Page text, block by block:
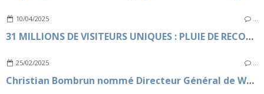
10/04/2025 …
31 MILLIONS DE VISITEURS UNIQUES : PLUIE DE RECORDS D’AUDIENCE POUR LES MARQUES DU GROUPE WEBEDIA EN FÉVRIER 2025
25/02/2025 …
Christian Bombrun nommé Directeur Général de Webedia